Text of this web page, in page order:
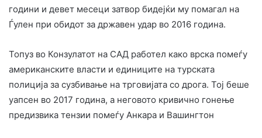
години и девет месеци затвор бидејќи му помагал на
Ѓулен при обидот за државен удар во 2016 година.
Топуз во Конзулатот на САД работел како врска помеѓу
американските власти и единиците на турската
полиција за сузбивање на трговијата со дрога. Тој беше
уапсен во 2017 година, а неговото кривично гонење
предизвика тензии помеѓу Анкара и Вашингтон